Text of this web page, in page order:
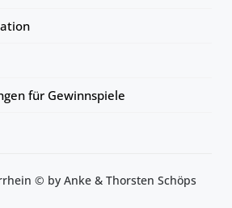
für Gewinnspiele
© by Anke & Thorsten Schöps